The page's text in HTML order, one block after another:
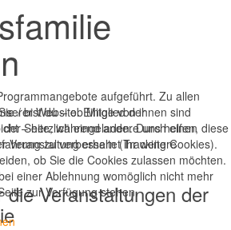
aufgeführt. Zu allen
/ bist du – ob Mitglied der
– herzlich eingeladen. Durch einen
Veranstaltung erhaltet ihr weitere
Veranstaltungen der
Website. Einige von ihnen sind
Seite, während andere uns helfen, diese
zu verbessern (Tracking Cookies).
ob Sie die Cookies zulassen möchten.
einer Ablehnung womöglich nicht mehr
zur Verfügung stehen.